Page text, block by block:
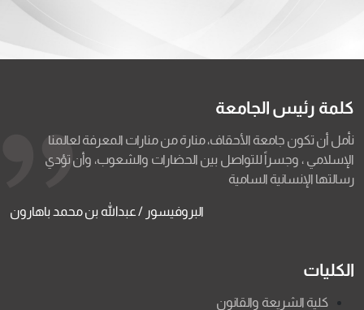
كلمة رئيس الجامعة
نأمل أن تكون جامعة الأحقاف، منارة من منارات المعرفة لعالمنا
الإسلامي ، وجسراً للتواصل بين الحضارات والشعوب، وأن تؤدي
رسالتها الإنسانية السامية
البروفيسور / عبدالله بن محمد باهارون
الكليات
كلية الشريعة والقانون